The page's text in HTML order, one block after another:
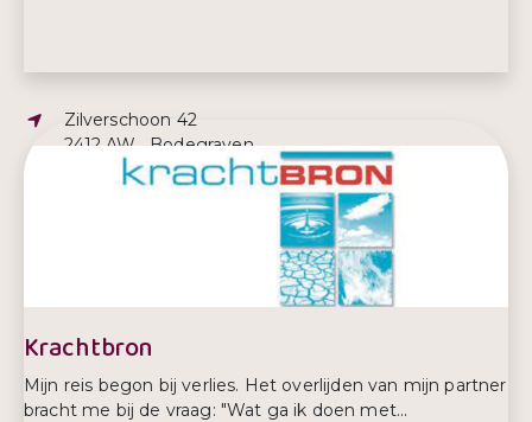
Adres:
Zilverschoon 42
2412 AW , Bodegraven
E-mailadres:
paola@jouwregelmaatje.nl
Krachtbron
Mijn reis begon bij verlies. Het overlijden van mijn partner
bracht me bij de vraag: "Wat ga ik doen met...